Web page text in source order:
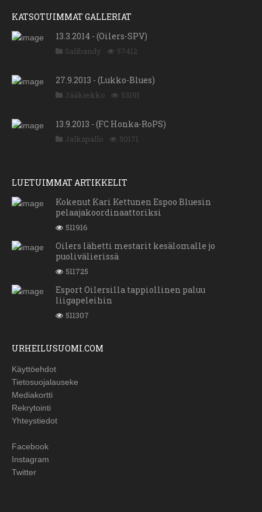
KATSOTUIMMAT GALLERIAT
13.3.2014 - (Oilers-SPV)
Salibandy 57412
27.9.2013 - (Lukko-Blues)
Jääkiekko 53191
13.9.2013 - (FC Honka-RoPS)
Jalkapallo 50171
LUETUIMMAT ARTIKKELIT
Kokenut Kari Kettunen Espoo Bluesin
pelaajakoordinaattoriksi
511916
Oilers lähetti mestarit kesälomalle jo
puolivälierissä
511725
Esport Oilersilla tappiollinen paluu
liigapeleihin
511307
URHEILUSUOMI.COM
Käyttöehdot
Tietosuojalauseke
Mediakortti
Rekrytointi
Yhteystiedot
Facebook
Instagram
Twitter